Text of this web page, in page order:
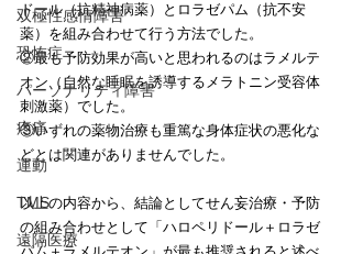
双極性感情障害
恐怖症
パーソナリティ障害
疼痛
運動
TMS
遠隔医療
ドール（抗精神病薬）とロラゼパム（抗不安
薬）を組み合わせて行う方法でした。
②最も予防効果が高いと思われるのはラメルテ
オン（自然な睡眠を誘導するメラトニン受容体
刺激薬）でした。
③いずれの薬物治療も重篤な身体症状の悪化な
どとは関連がありませんでした。
以上の内容から、結論としてせん妄治療・予防
の組み合わせとして「ハロペリドール＋ロラゼ